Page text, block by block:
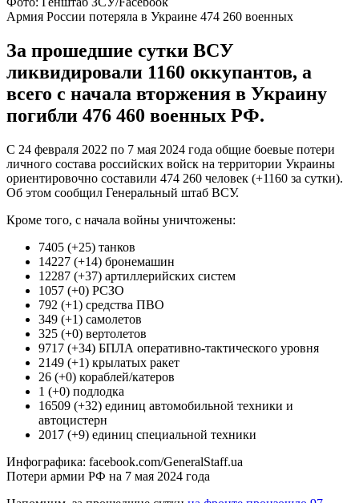
Армия России потеряла в Украине 474 260 военных
За прошедшие сутки ВСУ
ликвидировали 1160 оккупантов, а
всего с начала вторжения в Украину
погибли 476 460 военных РФ.
С 24 февраля 2022 по 7 мая 2024 года общие боевые потери
личного состава российских войск на территории Украины
ориентировочно составили 474 260 человек (+1160 за сутки).
Об этом сообщил Генеральный штаб ВСУ.
Кроме того, с начала войны уничтожены:
7405 (+25) танков
14227 (+14) бронемашин
12287 (+37) артиллерийских систем
1057 (+0) РСЗО
792 (+1) средства ПВО
349 (+1) самолетов
325 (+0) вертолетов
9717 (+34) БПЛА оперативно-тактического уровня
2149 (+1) крылатых ракет
26 (+0) кораблей/катеров
1 (+0) подлодка
16509 (+32) единиц автомобильной техники и
автоцистерн
2017 (+9) единиц специальной техники
Инфографика: facebook.com/GeneralStaff.ua
Потери армии РФ на 7 мая 2024 года